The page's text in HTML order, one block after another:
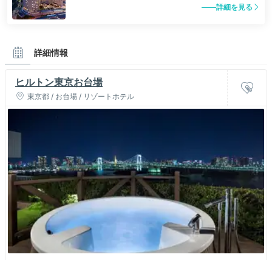
詳細を見る
詳細情報
ヒルトン東京お台場
東京都 / お台場 / リゾートホテル